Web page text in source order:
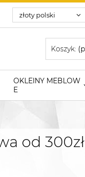
Koszyk:
OKLEINY MEBLOW
E
od